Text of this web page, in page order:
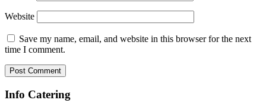
Website
Save my name, email, and website in this browser for the next
time I comment.
Info Catering